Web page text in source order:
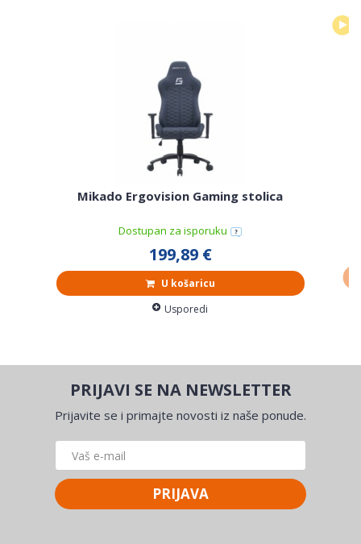
Mikado Ergovision Gaming stolica
Dostupan za isporuku
199,89 €
U košaricu
Usporedi
PRIJAVI SE NA NEWSLETTER
Prijavite se i primajte novosti iz naše ponude.
PRIJAVA